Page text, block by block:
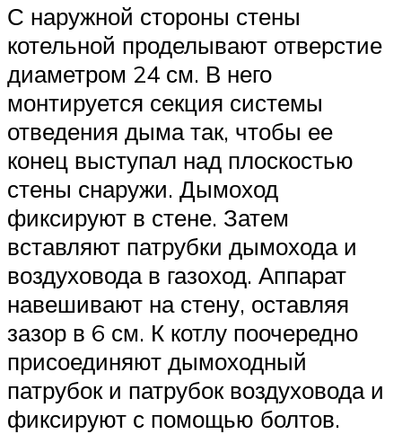
С наружной стороны стены
котельной проделывают отверстие
диаметром 24 см. В него
монтируется секция системы
отведения дыма так, чтобы ее
конец выступал над плоскостью
стены снаружи. Дымоход
фиксируют в стене. Затем
вставляют патрубки дымохода и
воздуховода в газоход. Аппарат
навешивают на стену, оставляя
зазор в 6 см. К котлу поочередно
присоединяют дымоходный
патрубок и патрубок воздуховода и
фиксируют с помощью болтов.